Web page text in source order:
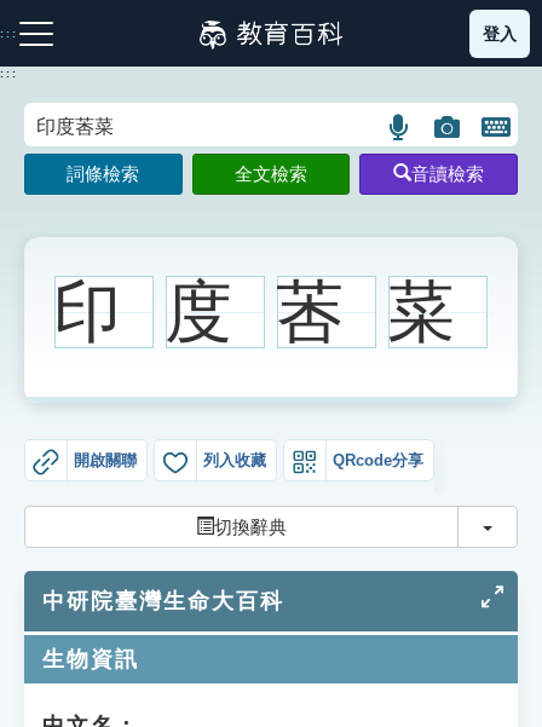
到
主
:::
注音索引圖示 筆畫索引圖示 部首索引表圖示
生字詞彙表
知識索引
單字索引
登入
:::
語
言
搜
示
圖
片
搜
示
開
鍵
圖
詞條檢索 全文檢索 音讀檢索
印 度 莕 菜
開啟關聯 列入收藏 QRcode分享
切換辭典 切換
中研院臺灣生命大百科
生物資訊